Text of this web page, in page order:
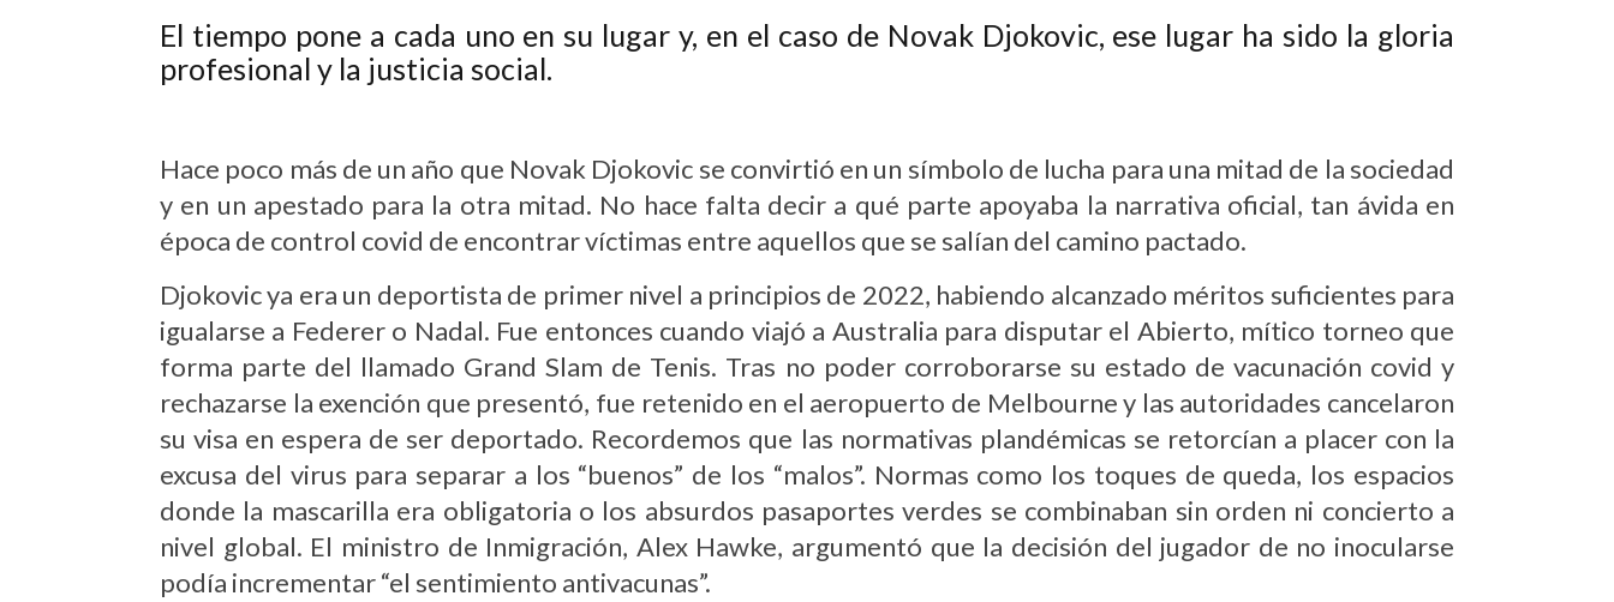
El tiempo pone a cada uno en su lugar y, en el caso de Novak Djokovic, ese lugar ha sido la gloria
profesional y la justicia social.
Hace poco más de un año que Novak Djokovic se convirtió en un símbolo de lucha para una mitad de la sociedad
y en un apestado para la otra mitad. No hace falta decir a qué parte apoyaba la narrativa oficial, tan ávida en
época de control covid de encontrar víctimas entre aquellos que se salían del camino pactado.
Djokovic ya era un deportista de primer nivel a principios de 2022, habiendo alcanzado méritos suficientes para
igualarse a Federer o Nadal. Fue entonces cuando viajó a Australia para disputar el Abierto, mítico torneo que
forma parte del llamado Grand Slam de Tenis. Tras no poder corroborarse su estado de vacunación covid y
rechazarse la exención que presentó, fue retenido en el aeropuerto de Melbourne y las autoridades cancelaron
su visa en espera de ser deportado. Recordemos que las normativas plandémicas se retorcían a placer con la
excusa del virus para separar a los “buenos” de los “malos”. Normas como los toques de queda, los espacios
donde la mascarilla era obligatoria o los absurdos pasaportes verdes se combinaban sin orden ni concierto a
nivel global. El ministro de Inmigración, Alex Hawke, argumentó que la decisión del jugador de no inocularse
podía incrementar “el sentimiento antivacunas”.